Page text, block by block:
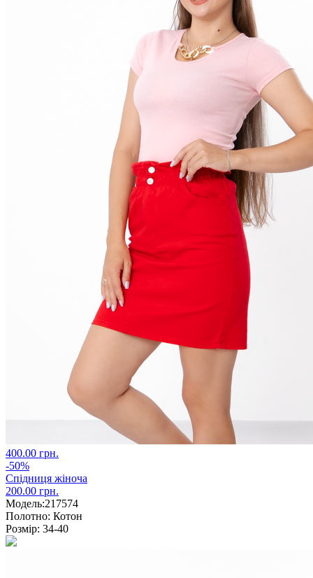
400.00 грн.
-50%
Спідниця жіноча
200.00 грн.
Модель:217574
Полотно: Котон
Розмір: 34-40